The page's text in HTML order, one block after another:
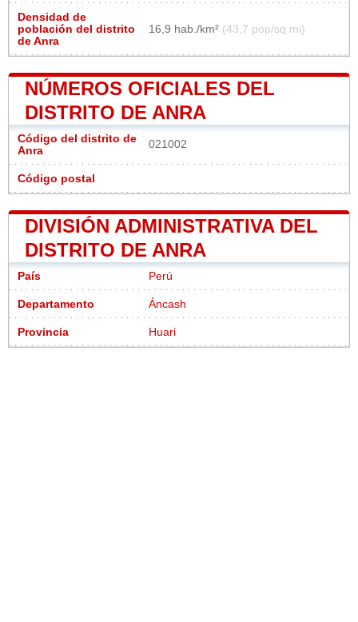
Densidad de
población del distrito
de Anra
16,9 hab./km² (43,7 pop/sq mi)
NÚMEROS OFICIALES DEL
DISTRITO DE ANRA
Código del distrito de
Anra
021002
Código postal
DIVISIÓN ADMINISTRATIVA DEL
DISTRITO DE ANRA
País Perú
Departamento Áncash
Provincia Huari